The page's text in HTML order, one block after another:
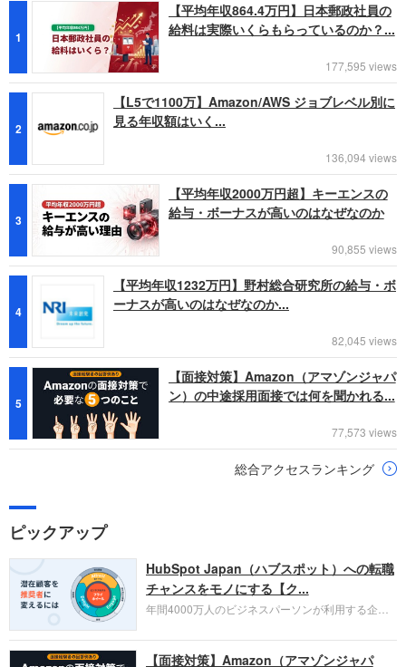
1
【平均年収864.4万円】日本郵政社員の
給料は実際いくらもらっているのか？...
177,595 views
2
【L5で1100万】Amazon/AWS ジョブレベル別に
見る年収額はいく...
136,094 views
3
【平均年収2000万円超】キーエンスの
給与・ボーナスが高いのはなぜなのか
90,855 views
4
【平均年収1232万円】野村総合研究所の給与・ボ
ーナスが高いのはなぜなのか...
82,045 views
5
【面接対策】Amazon（アマゾンジャパ
ン）の中途採用面接では何を聞かれる...
77,573 views
総合アクセスランキング
ピックアップ
HubSpot Japan（ハブスポット）への転職
チャンスをモノにする【ク...
年間4000万人のビジネスパーソンが利用する企業
お勧めするイチオシ企業をご紹介します。今回はク
ラウド型CRMプラットフォームを提供する
【面接対策】Amazon（アマゾンジャパ